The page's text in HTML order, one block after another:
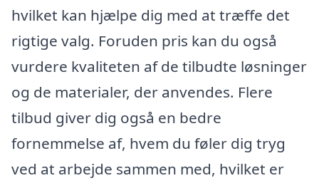
hvilket kan hjælpe dig med at træffe det
rigtige valg. Foruden pris kan du også
vurdere kvaliteten af de tilbudte løsninger
og de materialer, der anvendes. Flere
tilbud giver dig også en bedre
fornemmelse af, hvem du føler dig tryg
ved at arbejde sammen med, hvilket er